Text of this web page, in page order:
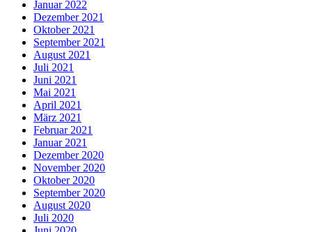
Januar 2022
Dezember 2021
Oktober 2021
September 2021
August 2021
Juli 2021
Juni 2021
Mai 2021
April 2021
März 2021
Februar 2021
Januar 2021
Dezember 2020
November 2020
Oktober 2020
September 2020
August 2020
Juli 2020